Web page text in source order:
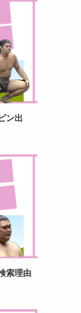
ン出
索理由